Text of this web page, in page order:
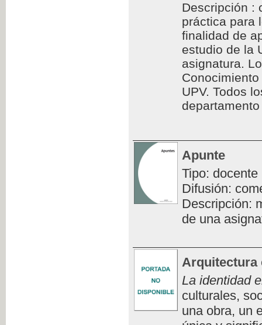
Descripción :
práctica para
finalidad de
estudio de la
asignatura.
UPV. Todos
Apunte
Tipo: docente
Difusión:
Descripción:
de una
Arquitectura
La identidad
culturales,
una obra, un